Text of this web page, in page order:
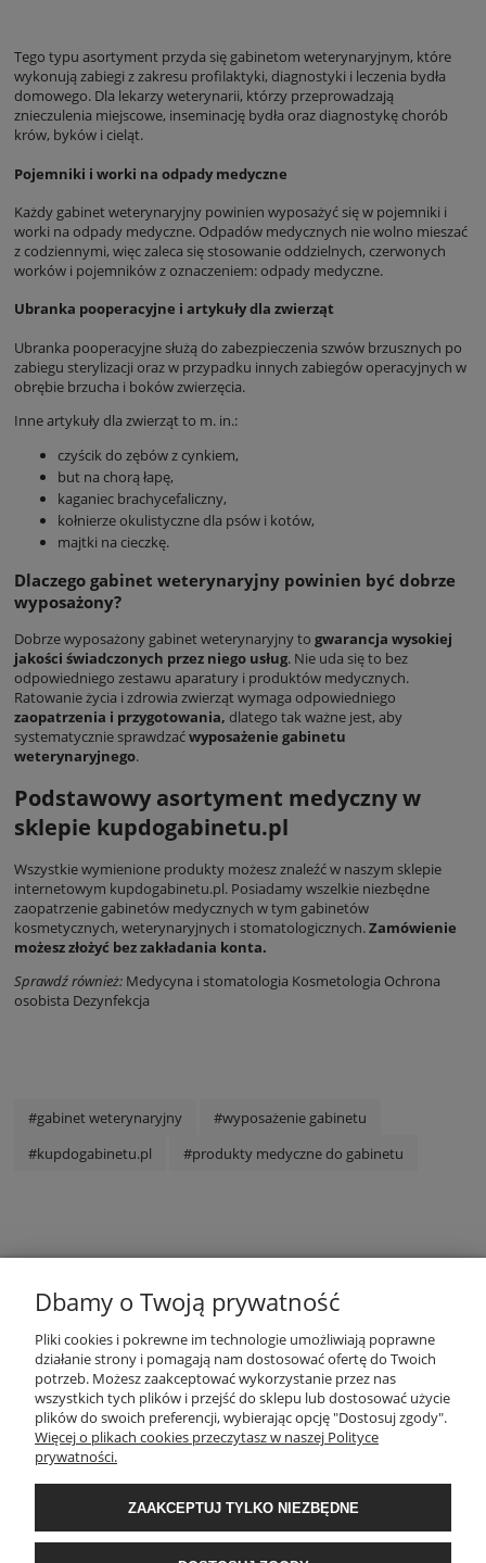
Tego typu asortyment przyda się gabinetom weterynaryjnym, które
wykonują zabiegi z zakresu profilaktyki, diagnostyki i leczenia bydła
domowego. Dla lekarzy weterynarii, którzy przeprowadzają
znieczulenia miejscowe, inseminację bydła oraz diagnostykę chorób
krów, byków i cieląt.
Pojemniki i worki na odpady medyczne
Każdy gabinet weterynaryjny powinien wyposażyć się w pojemniki i
worki na odpady medyczne. Odpadów medycznych nie wolno mieszać
z codziennymi, więc zaleca się stosowanie oddzielnych, czerwonych
worków i pojemników z oznaczeniem: odpady medyczne.
Ubranka pooperacyjne i artykuły dla zwierząt
Ubranka pooperacyjne służą do zabezpieczenia szwów brzusznych po
zabiegu sterylizacji oraz w przypadku innych zabiegów operacyjnych w
obrębie brzucha i boków zwierzęcia.
Inne artykuły dla zwierząt to m. in.:
czyścik do zębów z cynkiem,
but na chorą łapę,
kaganiec brachycefaliczny,
kołnierze okulistyczne dla psów i kotów,
majtki na cieczkę.
Dlaczego gabinet weterynaryjny powinien być dobrze
wyposażony?
Dobrze wyposażony gabinet weterynaryjny to gwarancja wysokiej
jakości świadczonych przez niego usług. Nie uda się to bez
odpowiedniego zestawu aparatury i produktów medycznych.
Ratowanie życia i zdrowia zwierząt wymaga odpowiedniego
zaopatrzenia i przygotowania, dlatego tak ważne jest, aby
systematycznie sprawdzaćwyposażenie gabinetu
weterynaryjnego.
Podstawowy asortyment medyczny w
sklepie kupdogabinetu.pl
Wszystkie wymienione produkty możesz znaleźć w naszym sklepie
internetowym kupdogabinetu.pl. Posiadamy wszelkie niezbędne
zaopatrzenie gabinetów medycznych w tym gabinetów
kosmetycznych, weterynaryjnych i stomatologicznych.Zamówienie
możesz złożyć bez zakładania konta.
Sprawdź również: Medycyna i stomatologia Kosmetologia Ochrona
osobista Dezynfekcja
#gabinet weterynaryjny
#wyposażenie gabinetu
#kupdogabinetu.pl
#produkty medyczne do gabinetu
POMOC
MOJE KONTO
PŁATNOŚCI I DOSTAWA
INFORMACJE
Dbamy o Twoją prywatność
Pliki cookies i pokrewne im technologie umożliwiają poprawne
działanie strony i pomagają nam dostosować ofertę do Twoich
potrzeb. Możesz zaakceptować wykorzystanie przez nas
wszystkich tych plików i przejść do sklepu lub dostosować użycie
plików do swoich preferencji, wybierając opcję "Dostosuj zgody".
Więcej o plikach cookies przeczytasz w naszej Polityce
prywatności.
ZAAKCEPTUJ TYLKO NIEZBĘDNE